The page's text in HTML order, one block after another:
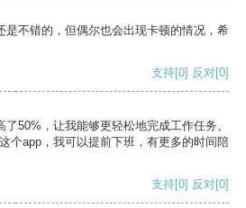
是不错的，但偶尔也会出现卡顿的情况，希
支持[0] 反对[0]
50%，让我能够更轻松地完成工作任务。
个app，我可以提前下班，有更多的时间陪
支持[0] 反对[0]